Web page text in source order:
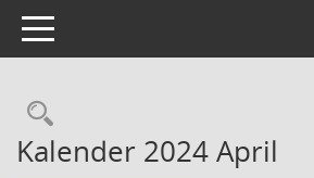
Toggle navigation
Rechercheauswahl
Kalender 2024 April